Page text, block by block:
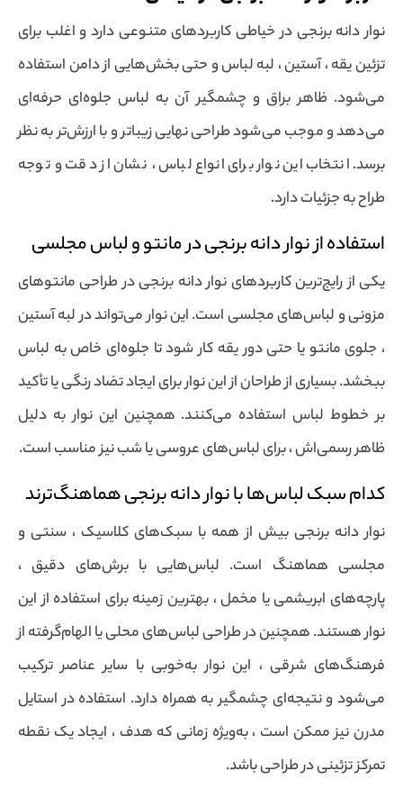
نوار دانه برنجی در خیاطی کاربردهای متنوعی دارد و اغلب برای
تزئین یقه ، آستین ، لبه لباس و حتی بخش‌هایی از دامن استفاده
می‌شود. ظاهر براق و چشمگیر آن به لباس جلوه‌ای حرفه‌ای
می‌دهد و موجب می‌شود طراحی نهایی زیباتر و با ارزش‌تر به نظر
برسد. انتخاب این نوار برای انواع لباس ، نشان از دقت و توجه
طراح به جزئیات دارد.
استفاده از نوار دانه برنجی در مانتو و لباس مجلسی
یکی از رایج‌ترین کاربردهای نوار دانه برنجی در طراحی مانتوهای
مزونی و لباس‌های مجلسی است. این نوار می‌تواند در لبه آستین
، جلوی مانتو یا حتی دور یقه کار شود تا جلوه‌ای خاص به لباس
ببخشد. بسیاری از طراحان از این نوار برای ایجاد تضاد رنگی یا تأکید
بر خطوط لباس استفاده می‌کنند. همچنین این نوار به دلیل
ظاهر رسمی‌اش ، برای لباس‌های عروسی یا شب نیز مناسب است.
کدام سبک لباس‌ها با نوار دانه برنجی هماهنگ‌ترند
نوار دانه برنجی بیش از همه با سبک‌های کلاسیک ، سنتی و
مجلسی هماهنگ است. لباس‌هایی با برش‌های دقیق ،
پارچه‌های ابریشمی یا مخمل ، بهترین زمینه برای استفاده از این
نوار هستند. همچنین در طراحی لباس‌های محلی یا الهام‌گرفته از
فرهنگ‌های شرقی ، این نوار به‌خوبی با سایر عناصر ترکیب
می‌شود و نتیجه‌ای چشمگیر به همراه دارد. استفاده در استایل
مدرن نیز ممکن است ، به‌ویژه زمانی که هدف ، ایجاد یک نقطه
تمرکز تزئینی در طراحی باشد.